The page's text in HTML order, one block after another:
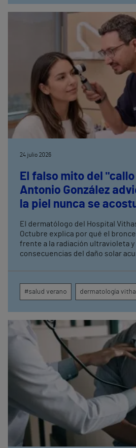
24 julio 2026
El falso mito del
Antonio González
la piel nunca se
El dermatólogo del Hospital
Octubre explica por qué el
frente a la radiación ultravioleta
consecuencias del daño solar
#salud verano dermatología